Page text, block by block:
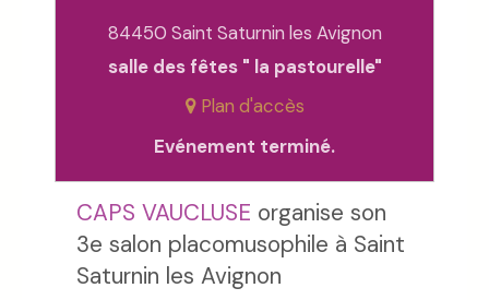
84450 Saint Saturnin les Avignon
salle des fêtes " la pastourelle"
Plan d'accès
Evénement terminé.
CAPS VAUCLUSE organise son
3e salon placomusophile à Saint
Saturnin les Avignon